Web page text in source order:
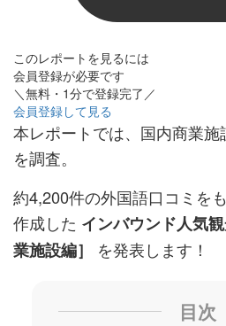
このレポートを見るには
会員登録が必要です
＼無料・1分で登録完了／
会員登録して見る
本レポートでは、国内商業施
を調査。
約4,200件の外国語口コミを
作成した インバウンド人気
業施設編］
を発表します！
目次